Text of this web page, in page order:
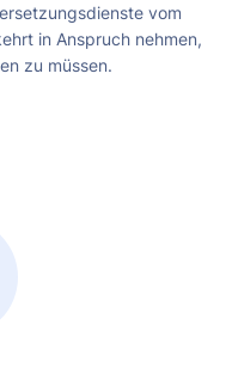
vom
in Anspruch nehmen,
zu müssen.